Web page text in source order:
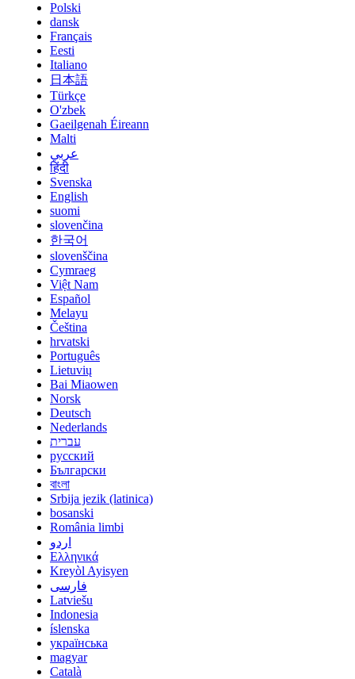
Polski
dansk
Français
Eesti
Italiano
日本語
Türkçe
O'zbek
Gaeilgenah Éireann
Malti
عربي
हिंदी
Svenska
English
suomi
slovenčina
한국어
slovenščina
Cymraeg
Việt Nam
Español
Melayu
Čeština
hrvatski
Português
Lietuvių
Bai Miaowen
Norsk
Deutsch
Nederlands
עברית
русский
Български
বাংলা
Srbija jezik (latinica)
bosanski
România limbi
اردو
Ελληνικά
Kreyòl Ayisyen
فارسی
Latviešu
Indonesia
íslenska
українська
magyar
Català